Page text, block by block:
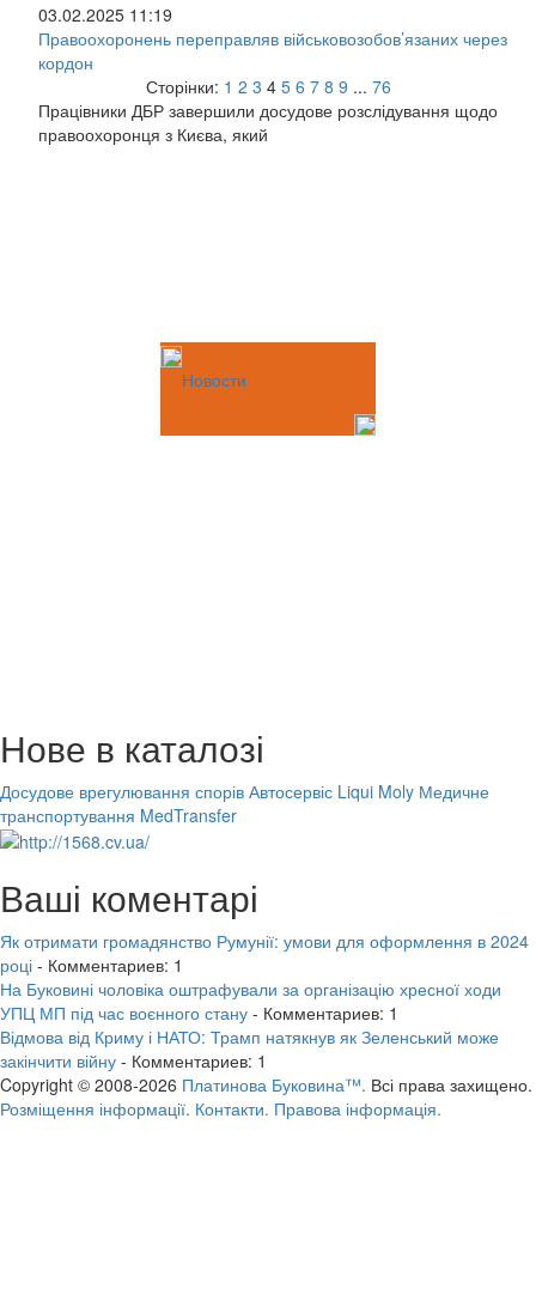
03.02.2025 11:19
Правоохоронень переправляв військовозобов’язаних через
кордон
Працівники ДБР завершили досудове розслідування щодо
правоохоронця з Києва, який
Сторінки: 1 2 3 4 5 6 7 8 9 ... 76
Новости
Нове в каталозі
Досудове врегулювання спорів Автосервіс Liqui Moly Медичне
транспортування MedTransfer
Ваші коментарі
Як отримати громадянство Румунії: умови для оформлення в 2024
році - Комментариев: 1
На Буковині чоловіка оштрафували за організацію хресної ходи
УПЦ МП під час воєнного стану - Комментариев: 1
Відмова від Криму і НАТО: Трамп натякнув як Зеленський може
закінчити війну - Комментариев: 1
Copyright © 2008-2026 Платинова Буковина™. Всі права захищено.
Розміщення інформації. Контакти. Правова інформація.